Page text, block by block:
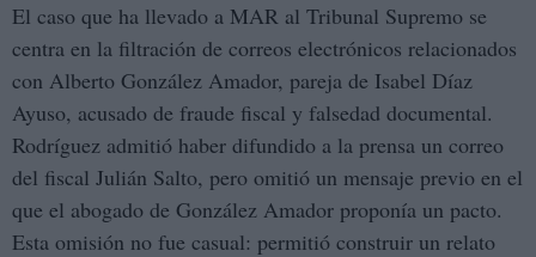
El caso que ha llevado a MAR al Tribunal Supremo se
centra en la filtración de correos electrónicos relacionados
con Alberto González Amador, pareja de Isabel Díaz
Ayuso, acusado de fraude fiscal y falsedad documental.
Rodríguez admitió haber difundido a la prensa un correo
del fiscal Julián Salto, pero omitió un mensaje previo en el
que el abogado de González Amador proponía un pacto.
Esta omisión no fue casual: permitió construir un relato